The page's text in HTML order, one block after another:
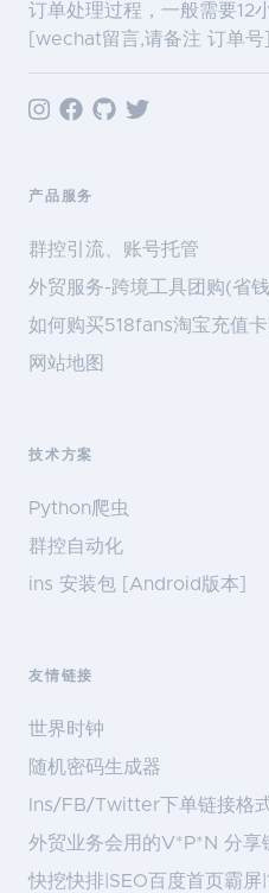
订单处理过程，一般需要12
[wechat留言,请备注 订单号]
产品服务
群控引流、账号托管
外贸服务-跨境工具团购(省
如何购买518fans淘宝充值
网站地图
技术方案
Python爬虫
群控自动化
ins 安装包 [Android版本]
友情链接
世界时钟
随机密码生成器
Ins/FB/Twitter下单链接格
外贸业务会用的V*P*N 分享
快挖快排|SEO百度首页霸屏